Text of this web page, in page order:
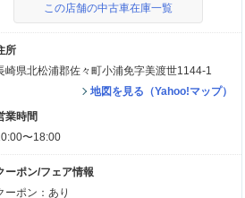
この店舗の中古車在庫一覧
所
崎県北松浦郡佐々町小浦免字美渡世1144-1
地図を見る（Yahoo!マップ）
業時間
〜18:00
ーポン/フェア情報
ーポン：あり